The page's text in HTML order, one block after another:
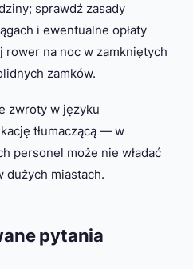
sprawdź zasady
i ewentualne opłaty
rower na noc w zamkniętych
zamków.
zwroty w języku
tłumaczącą — w
personel może nie władać
dużych miastach.
pytania